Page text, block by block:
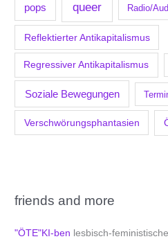
pops queer Radio/
Reflektierter Antikapitalismus
Regressiver Antikapitalismus
Soziale Bewegungen
Verschwörungsphantasien
friends and more
"ÖTE"KI-ben lesbisch-